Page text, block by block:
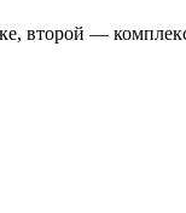
второй —